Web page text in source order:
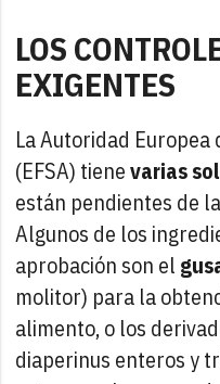
LOS
EXIGENTES
La Autoridad
(EFSA) tienevarias
están pendientes de
Algunos de los
aprobación son el
molitor) para la
alimento, o los
diaperinus enteros y